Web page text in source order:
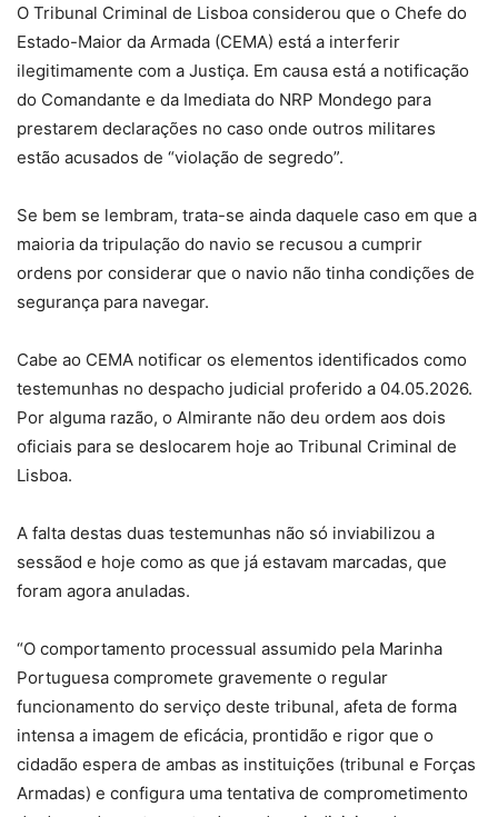
O Tribunal Criminal de Lisboa considerou que o Chefe do
Estado-Maior da Armada (CEMA) está a interferir
ilegitimamente com a Justiça. Em causa está a notificação
do Comandante e da Imediata do NRP Mondego para
prestarem declarações no caso onde outros militares
estão acusados de “violação de segredo”.
Se bem se lembram, trata-se ainda daquele caso em que a
maioria da tripulação do navio se recusou a cumprir
ordens por considerar que o navio não tinha condições de
segurança para navegar.
Cabe ao CEMA notificar os elementos identificados como
testemunhas no despacho judicial proferido a 04.05.2026.
Por alguma razão, o Almirante não deu ordem aos dois
oficiais para se deslocarem hoje ao Tribunal Criminal de
Lisboa.
A falta destas duas testemunhas não só inviabilizou a
sessãod e hoje como as que já estavam marcadas, que
foram agora anuladas.
“O comportamento processual assumido pela Marinha
Portuguesa compromete gravemente o regular
funcionamento do serviço deste tribunal, afeta de forma
intensa a imagem de eficácia, prontidão e rigor que o
cidadão espera de ambas as instituições (tribunal e Forças
Armadas) e configura uma tentativa de comprometimento